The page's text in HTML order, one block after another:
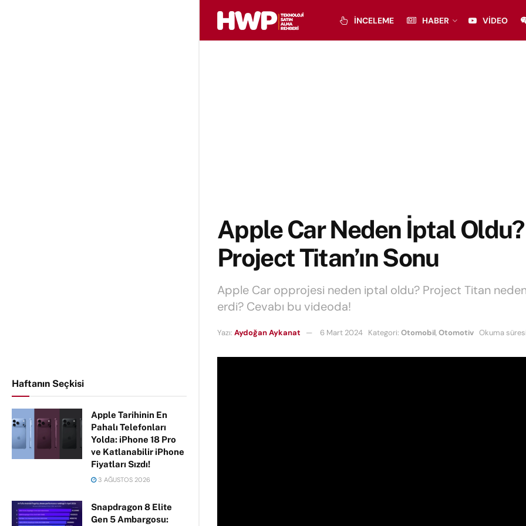
Haftanın Seçkisi
Apple Tarihinin En
Pahalı Telefonları
Yolda: iPhone 18 Pro
ve Katlanabilir iPhone
Fiyatları Sızdı!
3 AĞUSTOS 2026
Snapdragon 8 Elite
Gen 5 Ambargosu:
İNCELEME HABER VIDEO
Apple Car Neden İptal Oldu? |
Project Titan’ın Sonu
Apple Car opprojesi neden iptal oldu? Project Titan
erdi? Cevabı bu videoda!
Yazı: Aydoğan Aykanat 6 Mart 2024 Kategori: Otomobil,Otomotiv Okuma